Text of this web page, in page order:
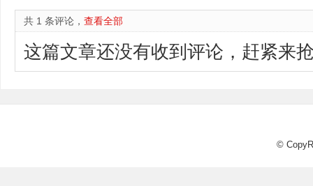
共 1 条评论， 查看全部
这篇文章还没有收到评论，赶紧来
©